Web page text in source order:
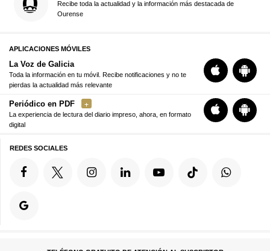
Recibe toda la actualidad y la información más destacada de
Ourense
APLICACIONES MÓVILES
La Voz de Galicia
Toda la información en tu móvil. Recibe notificaciones y no te
pierdas la actualidad más relevante
Periódico en PDF
La experiencia de lectura del diario impreso, ahora, en formato
digital
REDES SOCIALES